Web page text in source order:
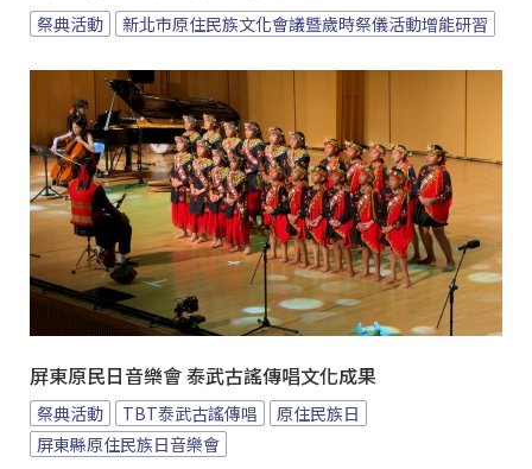
祭典活動 新北市原住民族文化會議暨歲時祭儀活動增能研習
屏東原民日音樂會 泰武古謠傳唱文化成果
祭典活動 TBT泰武古謠傳唱
原住民族日
屏東縣原住民族日音樂會